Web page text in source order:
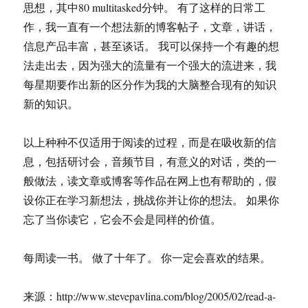
思想，其中80 multitasked分钟。 有了这样的日常工
作，我一直有一个想法新的博客帖子，文章，讲话，
信息产品丰富，甚至谈话。 我可以保持一个有趣的想
法走出去，因为强大的流量有一个强大的流进来，我
每星期要作出新的区分作为我的大脑整合现有的知识
新的知识。
以上种种不仅适用于阅读的过程，而是在吸收新的信
息，包括研讨会，音频节目，有意义的对话，类的一
般做法，读文章或博客等作品在网上也有帮助的，假
设你正在学习新想法，挑战你并让你的想法。 如果你
忘了当你读它，它会不会是同样的价值。
每周读一书。 做了十年了。 你一定会喜欢的结果。
来源：http://www.stevepavlina.com/blog/2005/02/read-a-